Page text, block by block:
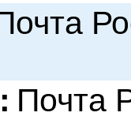
Почта